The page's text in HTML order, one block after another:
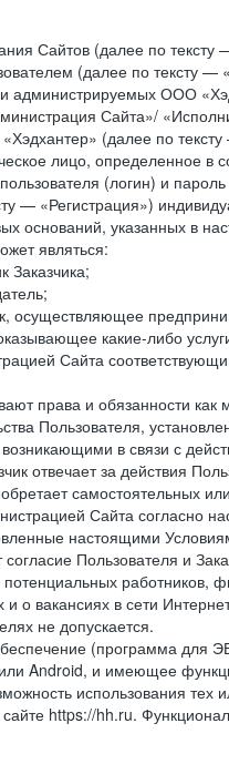
Сайтов (далее по
(далее по тексту
администрируемых ООО
Сайта»/
(далее по
лицо, определенное в
(логин) и
— «Регистрация»)
оснований, указанных в
являться:
какие-либо
Сайта
права и обязанности
Пользователя,
в связи с
отвечает за действия
самостоятельных
Сайта согласно
настоящими
Пользователя и
и о вакансиях в сети
не допускается.
(программа для
Android, и имеющее
использования
https://hh.ru.